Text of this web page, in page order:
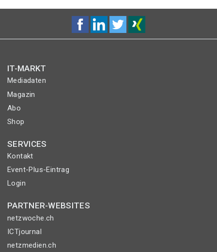
IT-MARKT
Mediadaten
Magazin
Abo
Shop
SERVICES
Kontakt
Event-Plus-Eintrag
Login
PARTNER-WEBSITES
netzwoche.ch
ICTjournal
netzmedien.ch